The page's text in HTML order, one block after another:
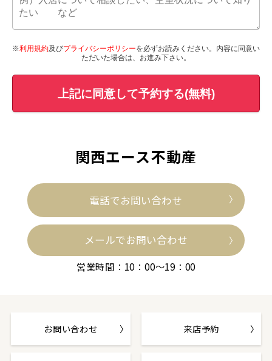
※利用規約及びプライバシーポリシーを必ずお読みください。内容に同意い
ただいた場合は、お進み下さい。
上記に同意して予約する(無料)
関西エース不動産
電話でお問い合わせ
メールでお問い合わせ
営業時間：10：00～19：00
お問い合わせ 来店予約